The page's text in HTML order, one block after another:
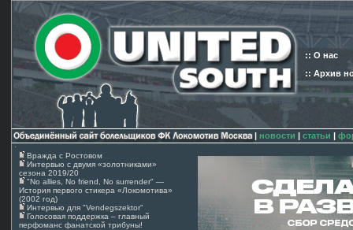
:: О нас
:: Архив
| новости | статьи |
Вражда с Ростовом
Интервью с двумя «золотниками»
сезона 2019/20
"No allies, No friend, No surrender" —
История первого стикера «Локомотива»
(2002 год)
Интервью для "Vendegszektor"
Голосовая поддержка – главный
перфоманс фанатской трибуны!